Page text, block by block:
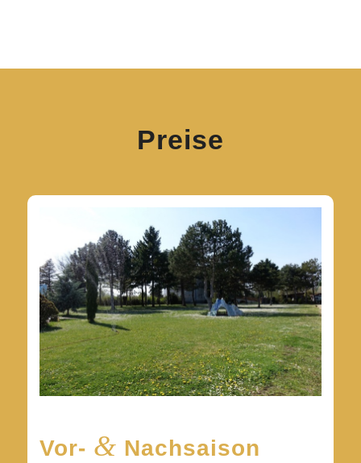
Preise
Vor- & Nachsaison